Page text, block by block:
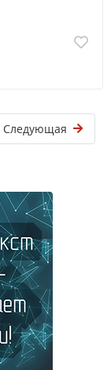
Следующая